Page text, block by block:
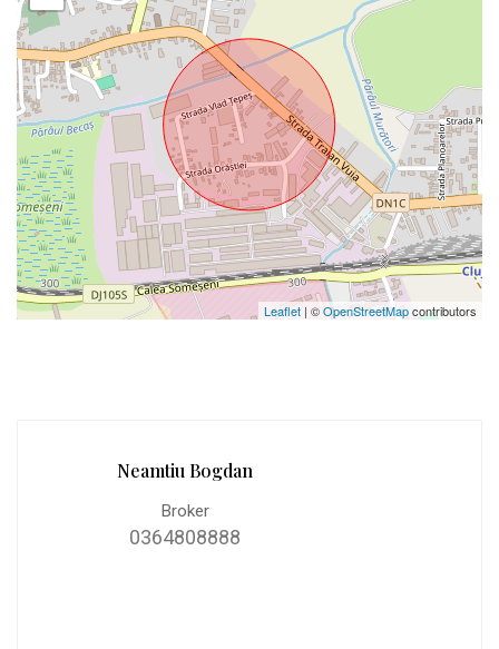
Leaflet | ©OpenStreetMapcontributors
Neamtiu Bogdan
Broker
0364808888